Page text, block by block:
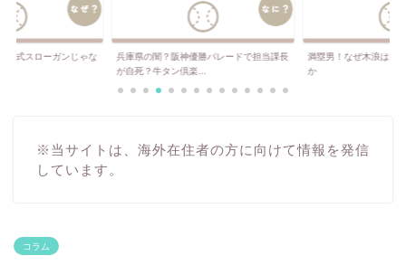
公式スローガンじゃな
兵庫県の闇？阪神優勝パレードで担当課長
が自死？牛タン倶楽...
満塁男！なぜ木浪は満
か
※当サイトは、海外在住者の方に向けて情報を発信
しています。
コラム